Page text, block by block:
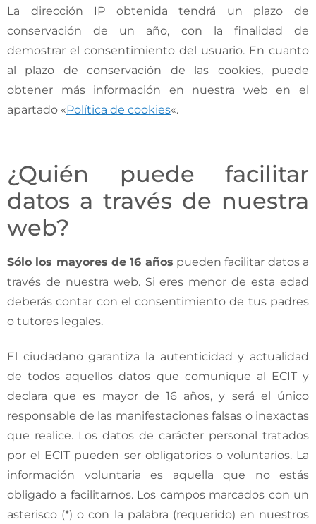
La dirección IP obtenida tendrá un plazo de
conservación de un año, con la finalidad de
demostrar el consentimiento del usuario. En cuanto
al plazo de conservación de las cookies, puede
obtener más información en nuestra web en el
apartado «Política de cookies«.
¿Quién puede facilitar
datos a través de nuestra
web?
Sólo los mayores de 16 años pueden facilitar datos a
través de nuestra web. Si eres menor de esta edad
deberás contar con el consentimiento de tus padres
o tutores legales.
El ciudadano garantiza la autenticidad y actualidad
de todos aquellos datos que comunique al ECIT y
declara que es mayor de 16 años, y será el único
responsable de las manifestaciones falsas o inexactas
que realice. Los datos de carácter personal tratados
por el ECIT pueden ser obligatorios o voluntarios. La
información voluntaria es aquella que no estás
obligado a facilitarnos. Los campos marcados con un
asterisco (*) o con la palabra (requerido) en nuestros